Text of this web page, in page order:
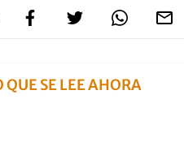
QUE SE LEE AHORA